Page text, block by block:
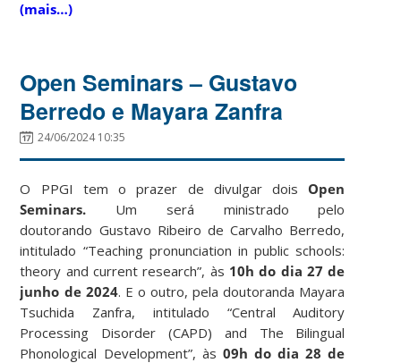
(mais…)
Open Seminars – Gustavo
Berredo e Mayara Zanfra
24/06/2024 10:35
O PPGI tem o prazer de divulgar dois Open
Seminars. Um será ministrado pelo
doutorando Gustavo Ribeiro de Carvalho Berredo,
intitulado “Teaching pronunciation in public schools:
theory and current research”, às 10h do dia 27 de
junho de 2024. E o outro, pela doutoranda Mayara
Tsuchida Zanfra, intitulado “Central Auditory
Processing Disorder (CAPD) and The Bilingual
Phonological Development”, às 09h do dia 28 de